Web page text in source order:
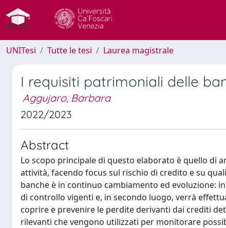
UNITesi Tutte le tesi Laurea magistrale
I requisiti patrimoniali delle
Aggujaro, Barbara
2022/2023
Abstract
Lo scopo principale di questo elaborato è quello di
attività, facendo focus sul rischio di credito e su
banche è in continuo cambiamento ed evoluzione:
di controllo vigenti e, in secondo luogo, verrà
coprire e prevenire le perdite derivanti dai crediti
rilevanti che vengono utilizzati per monitorare